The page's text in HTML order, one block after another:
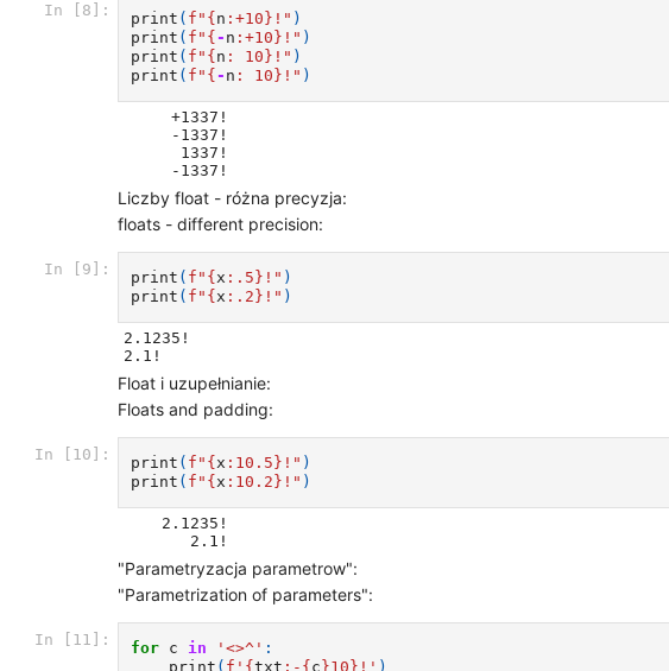
In [8]: print ( f " { n :+10 } !" )
print ( f " { - n :+10 } !" )
print ( f " { n : 10 } !" )
print ( f " { - n : 10 } !" )
Liczby float - różna precyzja:
floats - different precision:
In [9]: print ( f " {x : .5 } !" )
print ( f " {x : .2 } !" )
2.1235!
Float i uzupełnianie:
Floats and padding:
In [10]: print ( f " {x : 10.5 } !" )
print ( f " {x : 10.2 } !" )
"Parametryzacja parametrow":
"Parametrization of parameters":
In [11]: for c in '<>^' :
print ( f ' {txt : - { c }10 } !' )